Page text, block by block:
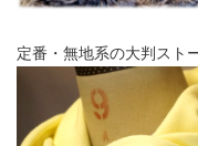
定番・無地系の大判スト